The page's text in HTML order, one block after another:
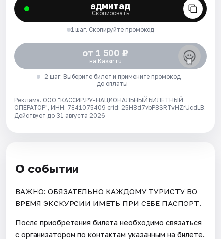
адмитад
Скопировать
1 шаг. Скопируйте промокод
от 1 500 ₽
на Kassir.ru
2 шаг. Выберите билет и примените промокод
до оплаты
Реклама. ООО "КАССИР.РУ-НАЦИОНАЛЬНЫЙ БИЛЕТНЫЙ
ОПЕРАТОР", ИНН: 7841075409 erid: 25H8d7vbP8SRTvHZrUcdLB.
Действует до 31 августа 2026
О событии
ВАЖНО: ОБЯЗАТЕЛЬНО КАЖДОМУ ТУРИСТУ ВО
ВРЕМЯ ЭКСКУРСИИ ИМЕТЬ ПРИ СЕБЕ ПАСПОРТ.
После приобретения билета необходимо связаться
с организатором по контактам указанным на билете.